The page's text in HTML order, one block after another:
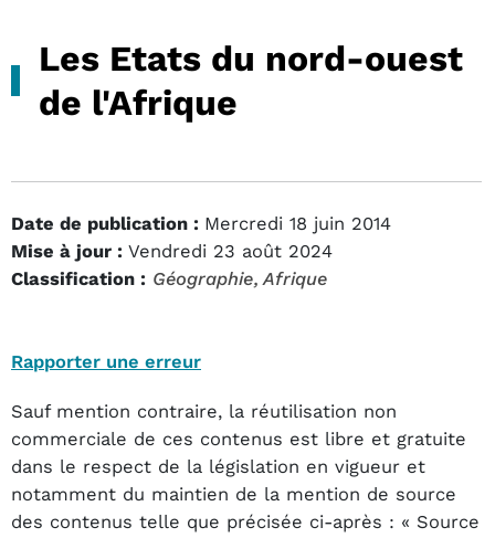
Les Etats du nord-ouest
de l'Afrique
Date de publication : Mercredi 18 juin 2014
Mise à jour : Vendredi 23 août 2024
Classification : Géographie, Afrique
Rapporter une erreur
Sauf mention contraire, la réutilisation non
commerciale de ces contenus est libre et gratuite
dans le respect de la législation en vigueur et
notamment du maintien de la mention de source
des contenus telle que précisée ci-après : « Source